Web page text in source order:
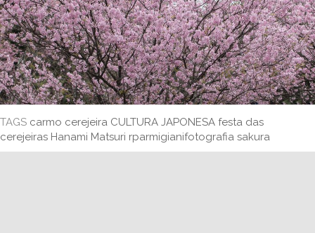
TAGS carmo cerejeira CULTURA JAPONESA festa das
cerejeiras Hanami Matsuri rparmigianifotografia sakura